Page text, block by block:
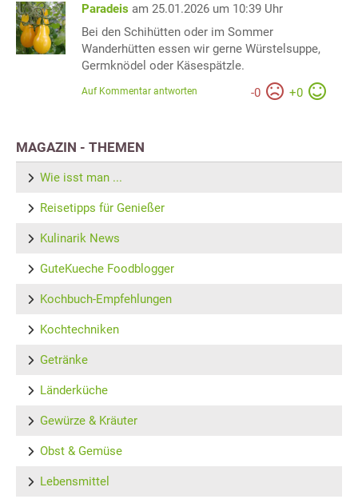
Paradeis am 25.01.2026 um 10:39 Uhr
Bei den Schihütten oder im Sommer
Wanderhütten essen wir gerne Würstelsuppe,
Germknödel oder Käsespätzle.
-0 +0
Auf Kommentar antworten
MAGAZIN - THEMEN
Wie isst man ...
Reisetipps für Genießer
Kulinarik News
GuteKueche Foodblogger
Kochbuch-Empfehlungen
Kochtechniken
Getränke
Länderküche
Gewürze & Kräuter
Obst & Gemüse
Lebensmittel